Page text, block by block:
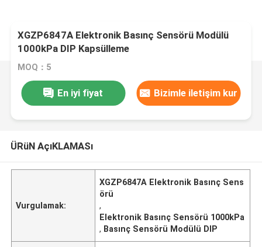
XGZP6847A Elektronik Basınç Sensörü Modülü
1000kPa DIP Kapsülleme
MOQ：5
En iyi fiyat Bizimle iletişim kur
ÜRüN AçıKLAMASı
Vurgulamak:
XGZP6847A Elektronik Basınç Sens
örü
,
Elektronik Basınç Sensörü 1000kPa
, Basınç Sensörü Modülü DIP